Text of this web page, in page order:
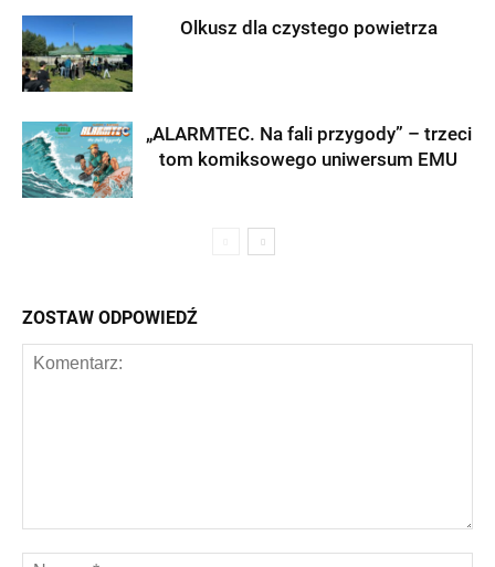
Olkusz dla czystego powietrza
„ALARMTEC. Na fali przygody” – trzeci
tom komiksowego uniwersum EMU
ZOSTAW ODPOWIEDŹ